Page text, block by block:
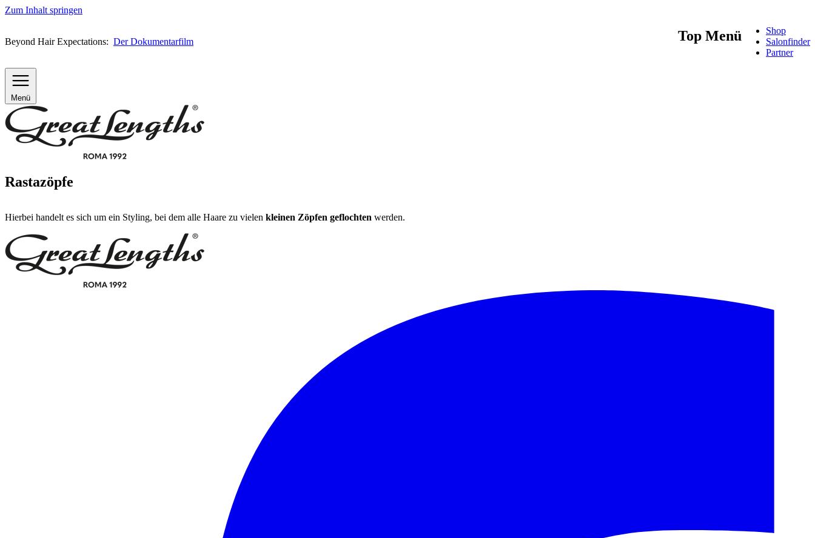
Zum Inhalt springen
Beyond Hair Expectations: Der Dokumentarfilm Top Menü
Shop
Salonfinder
Partner
Menü
Rastazöpfe
Hierbei handelt es sich um ein Styling, bei dem alle Haare zu vielen kleinen Zöpfen geflochten werden.